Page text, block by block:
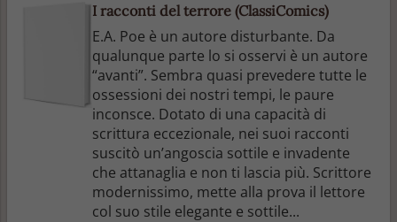
I racconti del terrore (ClassiComics)
E.A. Poe è un autore disturbante. Da
qualunque parte lo si osservi è un autore
“avanti”. Sembra quasi prevedere tutte le
ossessioni dei nostri tempi, le paure
inconsce. Dotato di una capacità di
scrittura eccezionale, nei suoi racconti
suscitò un’angoscia sottile e invadente
che attanaglia e non ti lascia più. Scrittore
modernissimo, mette alla prova il lettore
col suo stile elegante e sottile...